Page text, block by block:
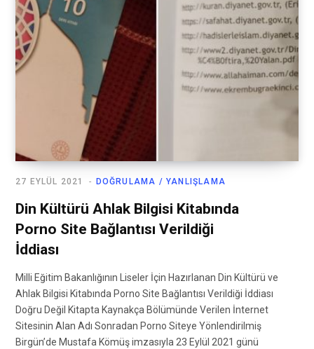
DOĞRULAMA / YANLIŞLAMA
27 EYLÜL 2021
Din Kültürü Ahlak Bilgisi Kitabında
Porno Site Bağlantısı Verildiği
İddiası
Milli Eğitim Bakanlığının Liseler İçin Hazırlanan Din Kültürü ve
Ahlak Bilgisi Kitabında Porno Site Bağlantısı Verildiği İddiası
Doğru Değil Kitapta Kaynakça Bölümünde Verilen İnternet
Sitesinin Alan Adı Sonradan Porno Siteye Yönlendirilmiş
Birgün’de Mustafa Kömüş imzasıyla 23 Eylül 2021 günü